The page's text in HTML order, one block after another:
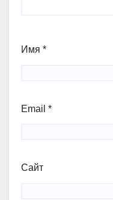
Имя *
Email *
Сайт